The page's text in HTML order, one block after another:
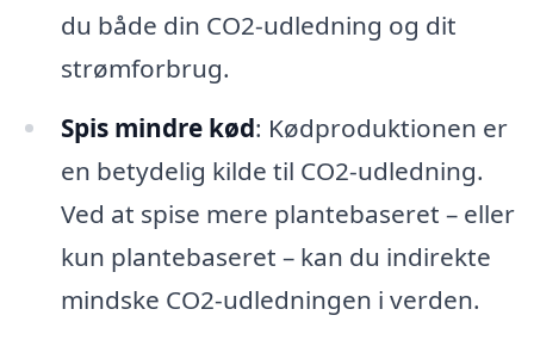
du både din CO2-udledning og dit
strømforbrug.
Spis mindre kød: Kødproduktionen er
en betydelig kilde til CO2-udledning.
Ved at spise mere plantebaseret – eller
kun plantebaseret – kan du indirekte
mindske CO2-udledningen i verden.